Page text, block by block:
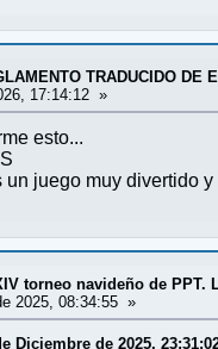
TRADUCIDO DE
17:14:12 »
esto...
un juego muy divertido
torneo navideño de PPT.
2025, 08:34:55 »
Diciembre de 2025,